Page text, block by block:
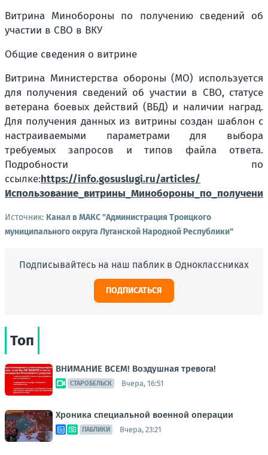
Витрина Минобороны по получению сведений об
участии в СВО в ВКУ
Общие сведения о витрине
Витрина Министерства обороны (МО) используется
для получения сведений об участии в СВО, статусе
ветерана боевых действий (ВБД) и наличии наград.
Для получения данных из витрины создан шаблон с
настраиваемыми параметрами для выбора
требуемых запросов и типов файла ответа.
Подробности по
ссылке:https://info.gosuslugi.ru/articles/
Источник: Канал в МАКС "Администрация Троицкого
муниципального округа Луганской Народной Республики"
Подписывайтесь на наш паблик в Одноклассниках
ПОДПИСАТЬСЯ
Топ
ВНИМАНИЕ ВСЕМ! Воздушная тревога!
СТАРОБЕЛЬСК Вчера, 16:51
Хроника специальной военной операции
ПАБЛИКИ Вчера, 23:21